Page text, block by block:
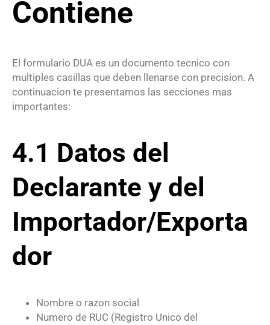
Contiene
El formulario DUA es un documento tecnico con
multiples casillas que deben llenarse con precision. A
continuacion te presentamos las secciones mas
importantes:
4.1 Datos del
Declarante y del
Importador/Exporta
dor
Nombre o razon social
Numero de RUC (Registro Unico del